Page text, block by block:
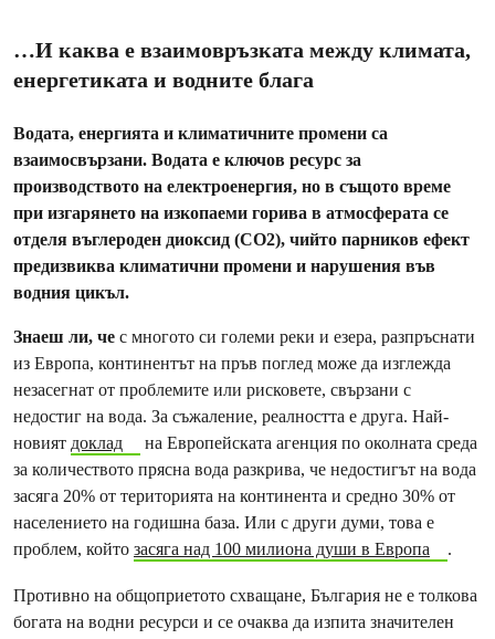
…И каква е взаимовръзката между климата,
енергетиката и водните блага
Водата, енергията и климатичните промени са
взаимосвързани. Водата е ключов ресурс за
производството на електроенергия, но в същото време
при изгарянето на изкопаеми горива в атмосферата се
отделя въглероден диоксид (CO2), чийто парников ефект
предизвиква климатични промени и нарушения във
водния цикъл.
Знаеш ли, че с многото си големи реки и езера, разпръснати
из Европа, континентът на пръв поглед може да изглежда
незасегнат от проблемите или рисковете, свързани с
недостиг на вода. За съжаление, реалността е друга. Най-
новият доклад
на Европейската агенция по околната среда
за количеството прясна вода разкрива, че недостигът на вода
засяга 20% от територията на континента и средно 30% от
населението на годишна база. Или с други думи, това е
проблем, който засяга над 100 милиона души в Европа .
Противно на общоприетото схващане, България не е толкова
богата на водни ресурси и се очаква да изпита значителен